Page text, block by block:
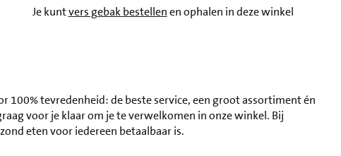
Je kuntvers gebak bestellenen ophalen in deze winkel
100% tevredenheid: de beste service, een groot assortiment én
voor je klaar om je te verwelkomen in onze winkel. Bij
eten voor iedereen betaalbaar is.